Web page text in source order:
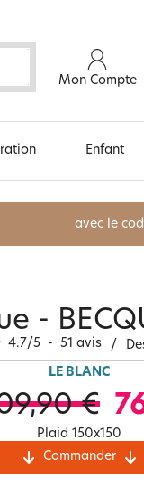
Mon Compte
Enfant
avec le
-
4.7/5 - 51 avis /
LE BLANC
€
Plaid 150x150
Commander